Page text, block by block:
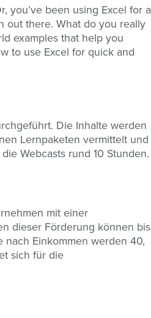
you’ve been using Excel for a
out there. What do you really
examples that help you
to use Excel for quick and
Die Inhalte werden
Lernpaketen vermittelt und
Webcasts rund 10 Stunden.
mit einer
dieser Förderung können bis
Einkommen werden 40,
sich für die